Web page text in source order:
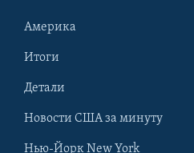
Америка
Итоги
Детали
Новости США за минуту
Нью-Йорк New York